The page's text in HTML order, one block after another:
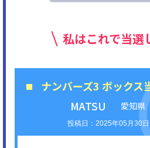
私はこれで当選
ナンバーズ3 ボックス
MATSU
愛知県
2025年05月30